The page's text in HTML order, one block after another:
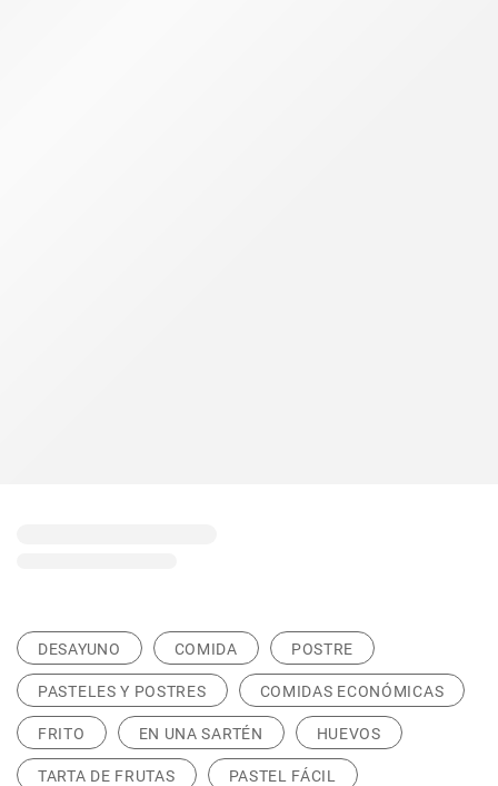
DESAYUNO COMIDA POSTRE
PASTELES Y POSTRES COMIDAS ECONÓMICAS
FRITO EN UNA SARTÉN HUEVOS
TARTA DE FRUTAS PASTEL FÁCIL